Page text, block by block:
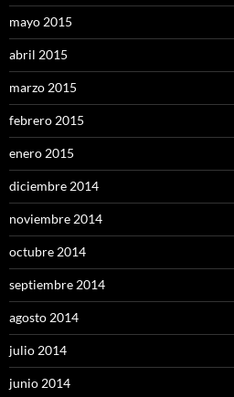
mayo 2015
abril 2015
marzo 2015
febrero 2015
enero 2015
diciembre 2014
noviembre 2014
octubre 2014
septiembre 2014
agosto 2014
julio 2014
junio 2014